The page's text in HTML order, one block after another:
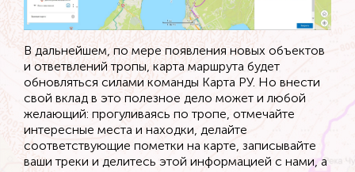
В дальнейшем, по мере появления новых объектов
и ответвлений тропы, карта маршрута будет
обновляться силами команды Карта РУ. Но внести
свой вклад в это полезное дело может и любой
желающий: прогуливаясь по тропе, отмечайте
интересные места и находки, делайте
соответствующие пометки на карте, записывайте
ваши треки и делитесь этой информацией с нами, а